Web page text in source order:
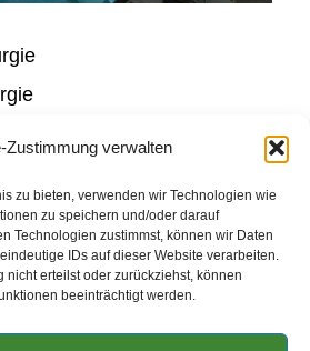
Zustimmung verwalten
zu bieten, verwenden wir Technologien wie
zu speichern und/oder darauf
Technologien zustimmst, können wir Daten
IDs auf dieser Website verarbeiten.
nicht erteilst oder zurückziehst, können
beeinträchtigt werden.
(OP´s unter OP-Mikroskop)
(Tumore, Warzen,
Othämatom,